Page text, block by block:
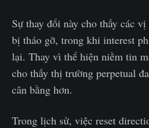
Sự thay đổi này cho thấy các
bị tháo gỡ, trong khi interest
lại. Thay vì thể hiện niềm tin
cho thấy thị trường perpetual
cân bằng hơn.
Trong lịch sử, việc reset